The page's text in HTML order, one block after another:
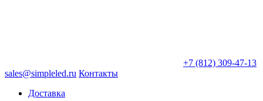
+7 (812) 309-47-13
sales@simpleled.ru Контакты
Доставка